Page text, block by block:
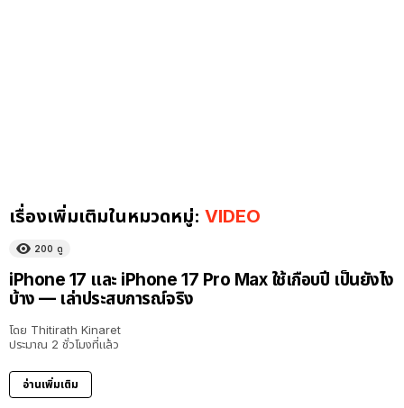
เรื่องเพิ่มเติมในหมวดหมู่: VIDEO
200 ดู
iPhone 17 และ iPhone 17 Pro Max ใช้เกือบปี เป็นยังไง
บ้าง — เล่าประสบการณ์จริง
โดย Thitirath Kinaret
ประมาณ 2 ชั่วโมงที่แล้ว
อ่านเพิ่มเติม